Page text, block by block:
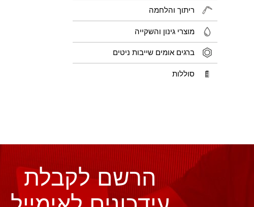
ריתוך והלחמה
מוצרי גינון והשקייה
ברגים אומים שייבות ניטים
סוללות
הרשם לקבלת